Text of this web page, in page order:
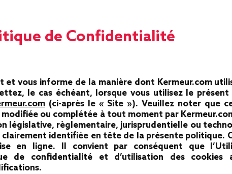
de Confidentialité
vous informe de la manière dont Kermeur.com
le cas échéant, lorsque vous utilisez le présent
(ci-après le « Site »). Veuillez noter que
ou complétée à tout moment par
législative, règlementaire, jurisprudentielle ou
clairement identifiée en tête de la présente politique.
en ligne. Il convient par conséquent que
de confidentialité et d’utilisation des cookies